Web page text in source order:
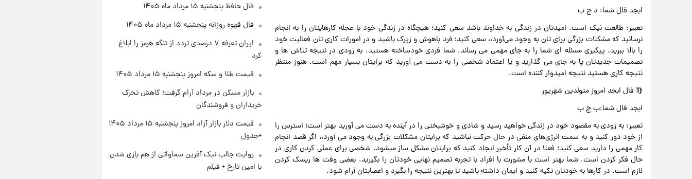
ابجد فال شما: د ج ب
تعبیر: طالعت نیک است. امیدتان در زندگی به خداوند باشد سعی کنید؛ هیچگاه در زندگی خود با عجله کارهایتان را به انجام
نرسانید که مشکلات بزرگی برای تان به وجود می‌آورد،، سعی کنید؛ فرد باهوش و زیرک باشید و در امورات کاری تان فعالیت خود
را بالا ببرید. پیگیری مسئله ای شما را به جای مهمی می رساند. شما فردی خودساخته هستید. به زودی در نتیجه تلاش ها و
تصمیمات جدیدتان پا به جای می گذارید و یا اعتماد شخصی را به دست می آورید که برایتان بسیار مهم است. هنوز منتظر
نتیجه کاری هستید نتیجه امیدوار کننده است.
♍ فال ابجد امروز متولدین شهریور
ابجد فال شما:ب ج ب
تعبیر: به زودی به مقصود خود در زندگی خواهید رسید و شادی و خوشبختی را در آینده به دست می آورید بهتر است؛ استرس را
از خود دور کنید و به سمت انرژی‌های منفی در حال حرکت نباشید که برایتان مشکلات بزرگی به وجود می آورد،، اگر قصد انجام
کار مهمی را دارید سعی کنید؛ فعلا در آن کار تأخیر ایجاد کنید که برایتان مشکل ساز میشود. شخصی برای عملی کردن کاری در
حال فکر کردن است. شما بهتر است با مشورت با افراد با تجربه تصمیم نهایی خودتان را بگیرید. بعضی وقت ها ریسک کردن
لازم است. در کارها به خودتان تکیه کنید و ایمان داشته باشید تا بهترین نتیجه را بگیرد و اعصابتان آرام شود.
فال حافظ پنجشنبه ۱۵ مرداد ماه ۱۴۰۵
فال قهوه روزانه پنجشنبه ۱۵ مرداد ماه ۱۴۰۵
ایران تعرفه ۷ درصدی تردد از تنگه هرمز را ابلاغ
کرد
قیمت طلا و سکه امروز پنجشنبه ۱۵ مرداد ۱۴۰۵
بازار مسکن در مرداد آرام گرفت؛ کاهش تحرک
خریداران و فروشندگان
قیمت دلار بازار آزاد امروز پنجشنبه ۱۵ مرداد ۱۴۰۵
+جدول
روایت جالب نیک آفرین سماواتی از هم بازی شدن
با امین تارخ + فیلم